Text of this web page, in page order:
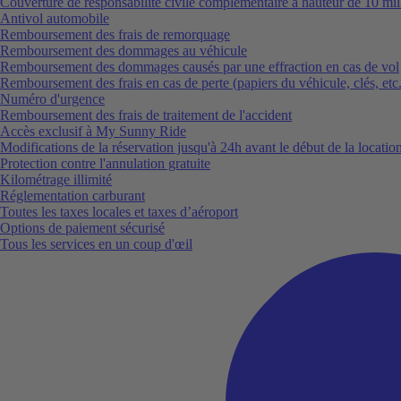
Antivol automobile
Remboursement des frais de remorquage
Remboursement des dommages au véhicule
Remboursement des dommages causés par une effraction en cas de vol
Remboursement des frais en cas de perte (papiers du véhicule, clés,
Numéro d'urgence
Remboursement des frais de traitement de l'accident
Accès exclusif à My Sunny Ride
Modifications de la réservation jusqu'à 24h avant le début de la location
Protection contre l'annulation gratuite
Kilométrage illimité
Réglementation carburant
Toutes les taxes locales et taxes d’aéroport
Options de paiement sécurisé
Tous les services en un coup d'œil